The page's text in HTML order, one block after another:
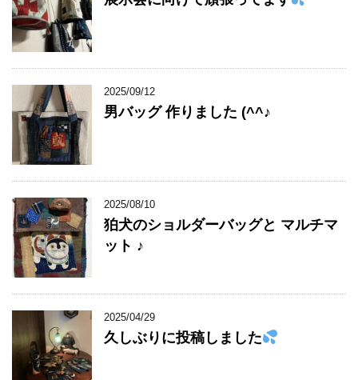
2025/09/12
男バッグ 作りました (^^♪
2025/08/10
狛犬のショルダーバッグと マルチマ
ット ♪
2025/04/29
久しぶりに投稿しました